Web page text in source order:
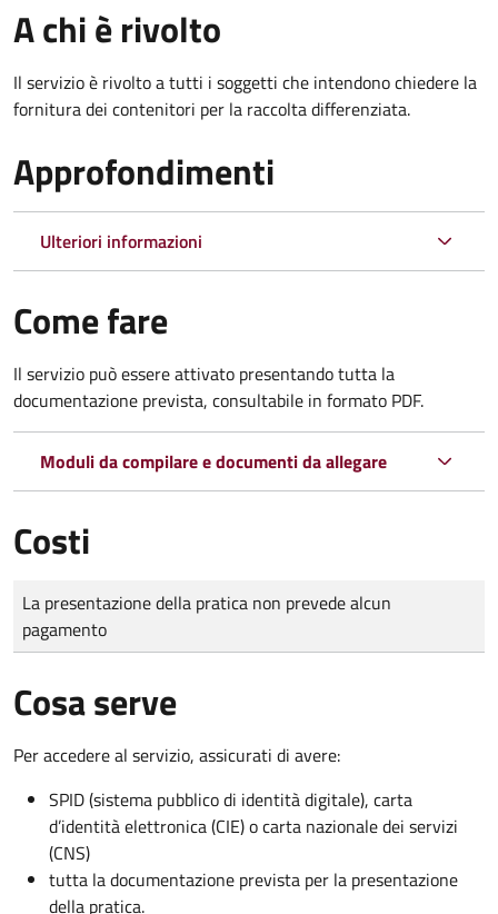
A chi è rivolto
Il servizio è rivolto a tutti i soggetti che intendono chiedere la
fornitura dei contenitori per la raccolta differenziata.
Approfondimenti
Ulteriori informazioni
Come fare
Il servizio può essere attivato presentando tutta la
documentazione prevista, consultabile in formato PDF.
Moduli da compilare e documenti da allegare
Costi
Tipo di pagamento
Importo
La presentazione della pratica non prevede alcun
pagamento
Cosa serve
Per accedere al servizio, assicurati di avere:
SPID (sistema pubblico di identità digitale), carta
d’identità elettronica (CIE) o carta nazionale dei servizi
(CNS)
tutta la documentazione prevista per la presentazione
della pratica.